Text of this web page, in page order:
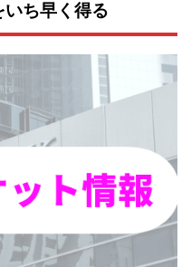
ち早く得る